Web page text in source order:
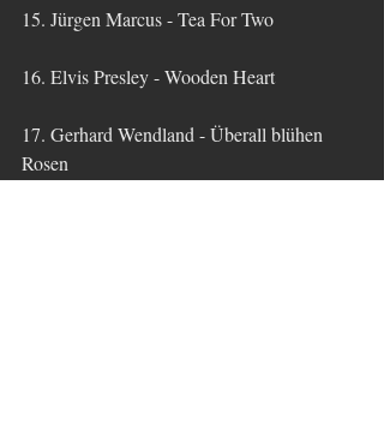
15. Jürgen Marcus - Tea For Two
16. Elvis Presley - Wooden Heart
17. Gerhard Wendland - Überall blühen
Rosen